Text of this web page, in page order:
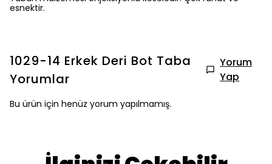
esnektir.
1029-14 Erkek Deri Bot Taba
Yorumlar
Yorum
Yap
Bu ürün için henüz yorum yapılmamış.